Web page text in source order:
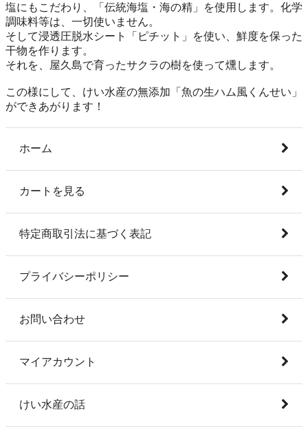
塩にもこだわり、「伝統海塩・海の精」を使用します。化学
調味料等は、一切使いません。
そして浸透圧脱水シート「ピチット」を使い、鮮度を保った
干物を作ります。
それを、屋久島で育ったサクラの樹を使って燻します。
この様にして、けい水産の無添加「魚の生ハム風くんせい」
ができあがります！
ホーム
カートを見る
特定商取引法に基づく表記
プライバシーポリシー
お問い合わせ
マイアカウント
けい水産の話